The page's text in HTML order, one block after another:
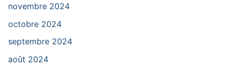
novembre 2024
octobre 2024
septembre 2024
août 2024